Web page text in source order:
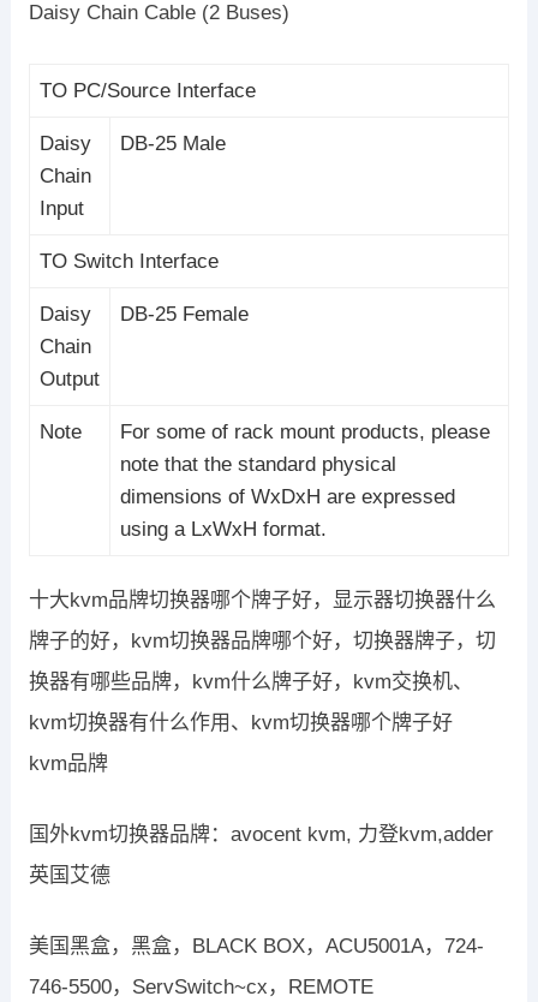
Daisy Chain Cable (2 Buses)
TO PC/Source Interface
Daisy
Chain
Input
DB-25 Male
TO Switch Interface
Daisy
Chain
Output
DB-25 Female
Note
For some of rack mount products, please
note that the standard physical
dimensions of WxDxH are expressed
using a LxWxH format.
十大kvm品牌切换器哪个牌子好，显示器切换器什么
牌子的好，kvm切换器品牌哪个好，切换器牌子，切
换器有哪些品牌，kvm什么牌子好，kvm交换机、
kvm切换器有什么作用、kvm切换器哪个牌子好
kvm品牌
国外kvm切换器品牌：avocent kvm, 力登kvm,adder
英国艾德
美国黑盒，黑盒，BLACK BOX，ACU5001A，724-
746-5500，ServSwitch~cx，REMOTE